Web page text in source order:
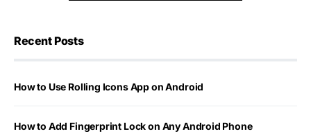
Recent Posts
How to Use Rolling Icons App on Android
How to Add Fingerprint Lock on Any Android Phone